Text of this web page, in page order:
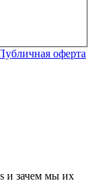
оферта
и зачем мы их